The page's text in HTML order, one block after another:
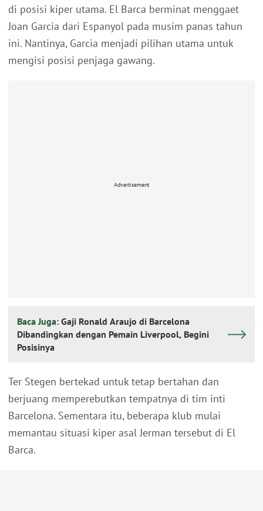
di posisi kiper utama. El Barca berminat menggaet
Joan Garcia dari Espanyol pada musim panas tahun
ini. Nantinya, Garcia menjadi pilihan utama untuk
mengisi posisi penjaga gawang.
Advertisement
Baca Juga: Gaji Ronald Araujo di Barcelona
Dibandingkan dengan Pemain Liverpool, Begini
Posisinya
Ter Stegen bertekad untuk tetap bertahan dan
berjuang memperebutkan tempatnya di tim inti
Barcelona. Sementara itu, beberapa klub mulai
memantau situasi kiper asal Jerman tersebut di El
Barca.